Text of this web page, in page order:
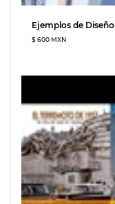
Ejemplos de Diseño
$ 600 MXN